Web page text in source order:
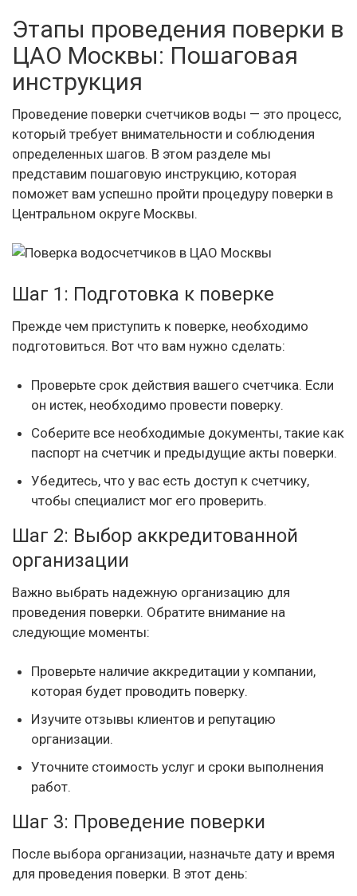
Этапы проведения поверки в
ЦАО Москвы: Пошаговая
инструкция
Проведение поверки счетчиков воды — это процесс,
который требует внимательности и соблюдения
определенных шагов. В этом разделе мы
представим пошаговую инструкцию, которая
поможет вам успешно пройти процедуру поверки в
Центральном округе Москвы.
Шаг 1: Подготовка к поверке
Прежде чем приступить к поверке, необходимо
подготовиться. Вот что вам нужно сделать:
Проверьте срок действия вашего счетчика. Если
он истек, необходимо провести поверку.
Соберите все необходимые документы, такие как
паспорт на счетчик и предыдущие акты поверки.
Убедитесь, что у вас есть доступ к счетчику,
чтобы специалист мог его проверить.
Шаг 2: Выбор аккредитованной
организации
Важно выбрать надежную организацию для
проведения поверки. Обратите внимание на
следующие моменты:
Проверьте наличие аккредитации у компании,
которая будет проводить поверку.
Изучите отзывы клиентов и репутацию
организации.
Уточните стоимость услуг и сроки выполнения
работ.
Шаг 3: Проведение поверки
После выбора организации, назначьте дату и время
для проведения поверки. В этот день: